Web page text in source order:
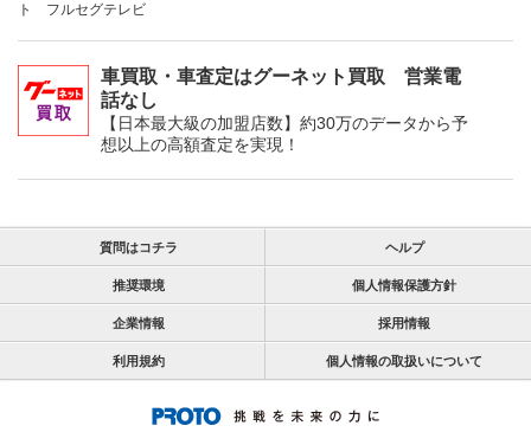
ト フルセグテレビ
車買取・車査定はグーネット買取 営業電
話なし
【日本最大級の加盟店数】約30万のデータから予
想以上の高額査定を実現！
質問はコチラ ヘルプ
推奨環境 個人情報保護方針
企業情報 採用情報
利用規約 個人情報の取扱いについて